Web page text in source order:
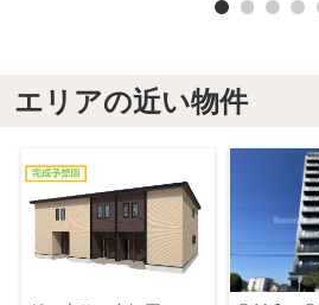
エリアの近い物件